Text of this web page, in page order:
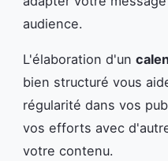
audience.
L'élaboration d'un
bien structuré vous
régularité dans vos
vos efforts avec
votre contenu.